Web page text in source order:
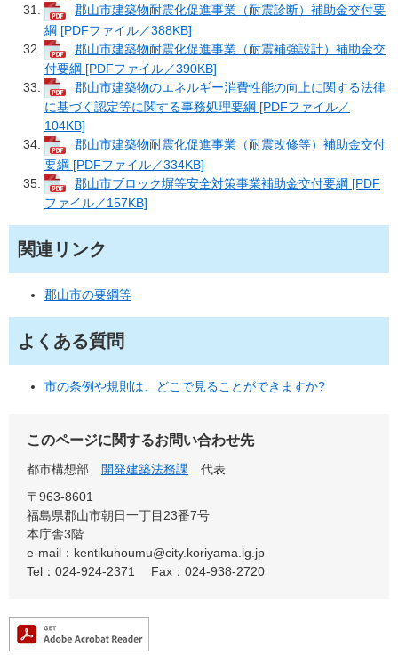
郡山市建築物耐震化促進事業（耐震診断）補助金交付要
綱 [PDFファイル／388KB]
郡山市建築物耐震化促進事業（耐震補強設計）補助金交
付要綱 [PDFファイル／390KB]
郡山市建築物のエネルギー消費性能の向上に関する法律
に基づく認定等に関する事務処理要綱 [PDFファイル／
104KB]
郡山市建築物耐震化促進事業（耐震改修等）補助金交付
要綱 [PDFファイル／334KB]
郡山市ブロック塀等安全対策事業補助金交付要綱 [PDF
ファイル／157KB]
関連リンク
郡山市の要綱等
よくある質問
市の条例や規則は、どこで見ることができますか?
このページに関するお問い合わせ先
都市構想部 開発建築法務課
代表
〒963-8601
福島県郡山市朝日一丁目23番7号
本庁舎3階
e-mail：kentikuhoumu@city.koriyama.lg.jp
Tel：024-924-2371
Fax：024-938-2720